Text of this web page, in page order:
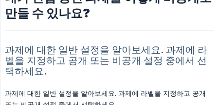
만들 수 있나요?
과제에 대한 일반 설정을 알아보세요. 과제에 라
벨을 지정하고 공개 또는 비공개 설정 중에서 선
택하세요.
과제에 대한 일반 설정을 알아보세요. 과제에 라벨을 지정하고 공개